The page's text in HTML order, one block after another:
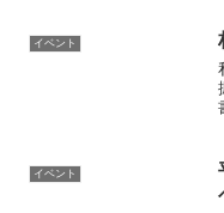
イベント
イベント